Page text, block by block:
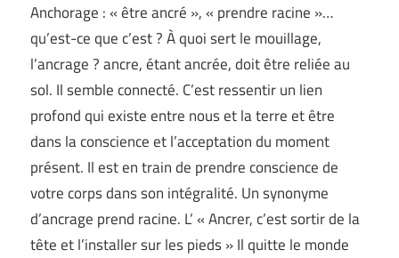
Anchorage : « être ancré », « prendre racine »…
qu’est-ce que c’est ? À quoi sert le mouillage,
l’ancrage ? ancre, étant ancrée, doit être reliée au
sol. Il semble connecté. C’est ressentir un lien
profond qui existe entre nous et la terre et être
dans la conscience et l’acceptation du moment
présent. Il est en train de prendre conscience de
votre corps dans son intégralité. Un synonyme
d’ancrage prend racine. L’ « Ancrer, c’est sortir de la
tête et l’installer sur les pieds » Il quitte le monde